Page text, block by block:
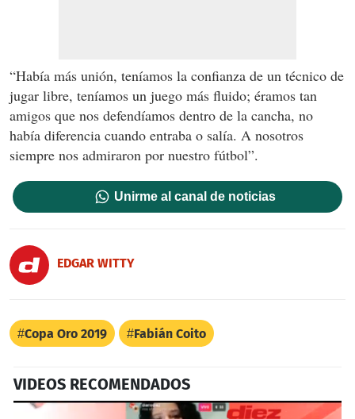
“Había más unión, teníamos la confianza de un técnico de
jugar libre, teníamos un juego más fluido; éramos tan
amigos que nos defendíamos dentro de la cancha, no
había diferencia cuando entraba o salía. A nosotros
siempre nos admiraron por nuestro fútbol”.
Unirme al canal de noticias
EDGAR WITTY
Copa Oro 2019 Fabián Coito
VIDEOS RECOMENDADOS